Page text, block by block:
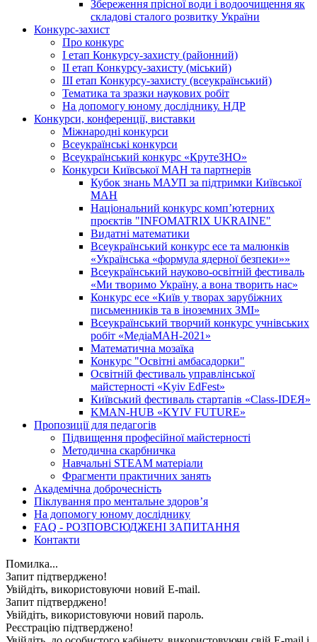
Збереження прісної води і водоочищення як
складові сталого розвитку України
Конкурс-захист
Про конкурс
І етап Конкурсу-захисту (районний)
ІІ етап Конкурсу-захисту (міський)
ІІІ етап Конкурсу-захисту (всеукраїнський)
Тематика та зразки наукових робіт
На допомогу юному досліднику. НДР
Конкурси, конференції, виставки
Міжнародні конкурси
Всеукраїнські конкурси
Всеукраїнський конкурс «КрутеЗНО»
Конкурси Київської МАН та партнерів
Кубок знань МАУП за підтримки Київської
МАН
Національний конкурс комп’ютерних
проєктів "INFOMATRIX UKRAINE"
Видатні математики
Всеукраїнський конкурс есе та малюнків
«Українська «формула ядерної безпеки»»
Всеукраїнський науково-освітній фестиваль
«Ми творимо Україну, а вона творить нас»
Конкурс есе «Київ у творах зарубіжних
письменників та в іноземних ЗМІ»
Всеукраїнський творчий конкурс учнівських
робіт «МедіаМАН-2021»
Математична мозаїка
Конкурс "Освітні амбасадорки"
Освітній фестиваль управлінської
майстерності «Kyiv EdFest»
Київський фестиваль стартапів «Class-IDEЯ»
KMAN-HUB «KYIV FUTURE»
Пропозиції для педагогів
Підвищення професійної майстерності
Методична скарбничка
Навчальні STEAM матеріали
Фрагменти практичних занять
Академічна доброчесність
Піклування про ментальне здоровʼя
На допомогу юному досліднику
FAQ - РОЗПОВСЮДЖЕНІ ЗАПИТАННЯ
Контакти
Помилка...
Запит підтверджено!
Увійдіть, використовуючи новий E-mail.
Запит підтверджено!
Увійдіть, використовуючи новий пароль.
Реєстрацію підтверджено!